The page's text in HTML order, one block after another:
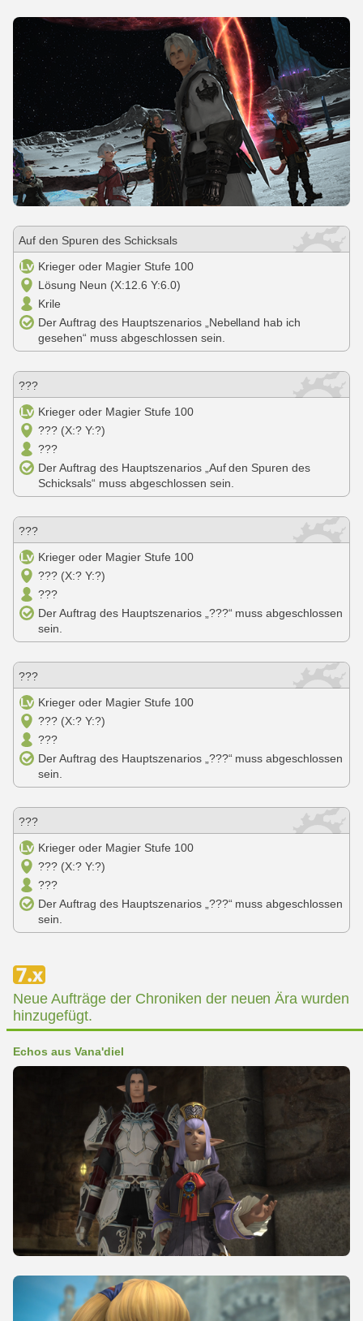
Auf den Spuren des Schicksals
Krieger oder Magier Stufe 100
Lösung Neun (X:12.6 Y:6.0)
Krile
Der Auftrag des Hauptszenarios „Nebelland hab ich
gesehen“ muss abgeschlossen sein.
???
Krieger oder Magier Stufe 100
??? (X:? Y:?)
???
Der Auftrag des Hauptszenarios „Auf den Spuren des
Schicksals“ muss abgeschlossen sein.
???
Krieger oder Magier Stufe 100
??? (X:? Y:?)
???
Der Auftrag des Hauptszenarios „???“ muss abgeschlossen
sein.
???
Krieger oder Magier Stufe 100
??? (X:? Y:?)
???
Der Auftrag des Hauptszenarios „???“ muss abgeschlossen
sein.
???
Krieger oder Magier Stufe 100
??? (X:? Y:?)
???
Der Auftrag des Hauptszenarios „???“ muss abgeschlossen
sein.
Neue Aufträge der Chroniken der neuen Ära wurden
hinzugefügt.
Echos aus Vana'diel